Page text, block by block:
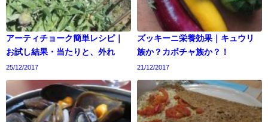
アーティチョーク簡単レシピ｜
お試し結果・当たりと、外れ
25/12/2017
ズッキーニ栄養効果｜キュウリ
族か？カボチャ族か？！
21/12/2017